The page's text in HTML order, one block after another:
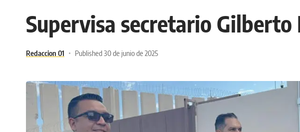
Supervisa secretario Gilberto
Redaccion 01 Published 30 de junio de 2025